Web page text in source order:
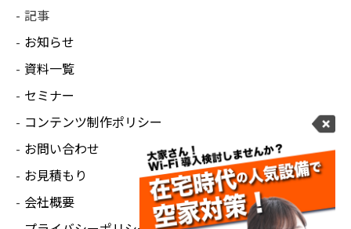
記事
お知らせ
資料一覧
セミナー
コンテンツ制作ポリシー
お問い合わせ
お見積もり
会社概要